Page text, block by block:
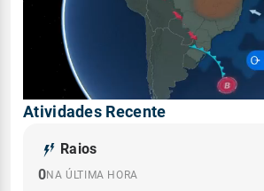
Atividades Recente
Raios
0NA ÚLTIMA HORA